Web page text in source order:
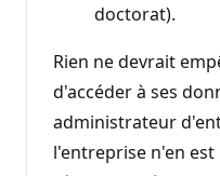
doctorat).
Rien ne devrait
d'accéder à ses
administrateur
l'entreprise n'en